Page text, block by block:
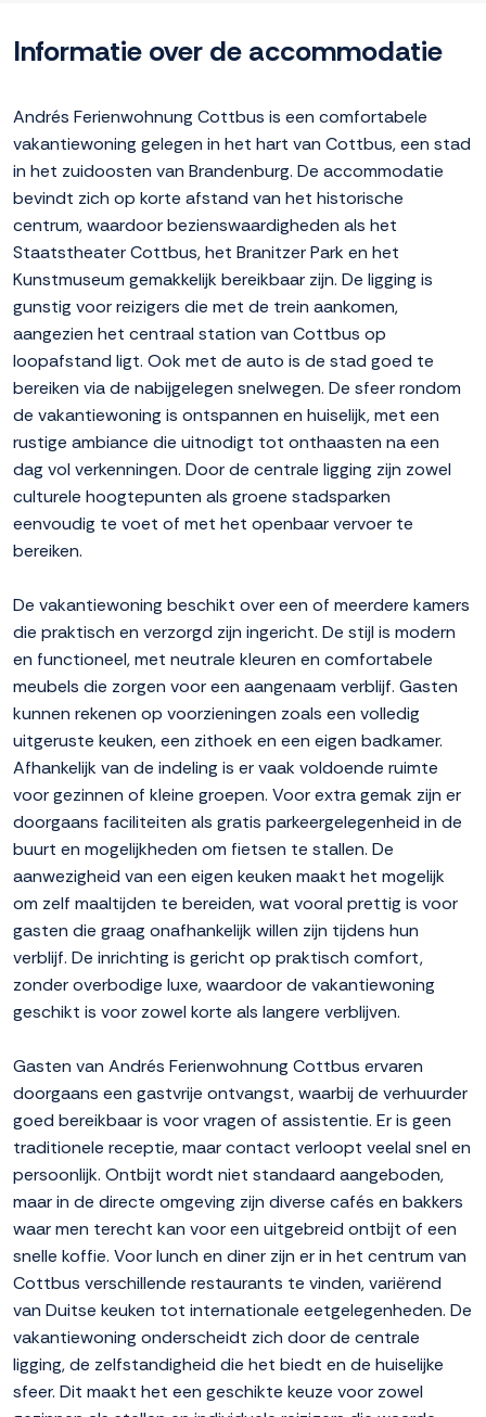
Informatie over de accommodatie
Andrés Ferienwohnung Cottbus is een comfortabele
vakantiewoning gelegen in het hart van Cottbus, een stad
in het zuidoosten van Brandenburg. De accommodatie
bevindt zich op korte afstand van het historische
centrum, waardoor bezienswaardigheden als het
Staatstheater Cottbus, het Branitzer Park en het
Kunstmuseum gemakkelijk bereikbaar zijn. De ligging is
gunstig voor reizigers die met de trein aankomen,
aangezien het centraal station van Cottbus op
loopafstand ligt. Ook met de auto is de stad goed te
bereiken via de nabijgelegen snelwegen. De sfeer rondom
de vakantiewoning is ontspannen en huiselijk, met een
rustige ambiance die uitnodigt tot onthaasten na een
dag vol verkenningen. Door de centrale ligging zijn zowel
culturele hoogtepunten als groene stadsparken
eenvoudig te voet of met het openbaar vervoer te
bereiken.
De vakantiewoning beschikt over een of meerdere kamers
die praktisch en verzorgd zijn ingericht. De stijl is modern
en functioneel, met neutrale kleuren en comfortabele
meubels die zorgen voor een aangenaam verblijf. Gasten
kunnen rekenen op voorzieningen zoals een volledig
uitgeruste keuken, een zithoek en een eigen badkamer.
Afhankelijk van de indeling is er vaak voldoende ruimte
voor gezinnen of kleine groepen. Voor extra gemak zijn er
doorgaans faciliteiten als gratis parkeergelegenheid in de
buurt en mogelijkheden om fietsen te stallen. De
aanwezigheid van een eigen keuken maakt het mogelijk
om zelf maaltijden te bereiden, wat vooral prettig is voor
gasten die graag onafhankelijk willen zijn tijdens hun
verblijf. De inrichting is gericht op praktisch comfort,
zonder overbodige luxe, waardoor de vakantiewoning
geschikt is voor zowel korte als langere verblijven.
Gasten van Andrés Ferienwohnung Cottbus ervaren
doorgaans een gastvrije ontvangst, waarbij de verhuurder
goed bereikbaar is voor vragen of assistentie. Er is geen
traditionele receptie, maar contact verloopt veelal snel en
persoonlijk. Ontbijt wordt niet standaard aangeboden,
maar in de directe omgeving zijn diverse cafés en bakkers
waar men terecht kan voor een uitgebreid ontbijt of een
snelle koffie. Voor lunch en diner zijn er in het centrum van
Cottbus verschillende restaurants te vinden, variërend
van Duitse keuken tot internationale eetgelegenheden. De
vakantiewoning onderscheidt zich door de centrale
ligging, de zelfstandigheid die het biedt en de huiselijke
sfeer. Dit maakt het een geschikte keuze voor zowel